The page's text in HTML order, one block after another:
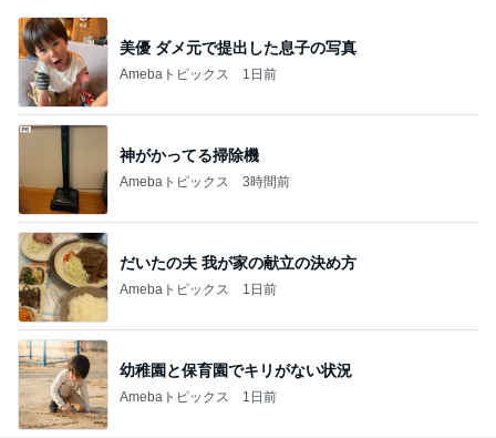
美優 ダメ元で提出した息子の写真
Amebaトピックス 1日前
神がかってる掃除機
Amebaトピックス 3時間前
だいたの夫 我が家の献立の決め方
Amebaトピックス 1日前
幼稚園と保育園でキリがない状況
Amebaトピックス 1日前